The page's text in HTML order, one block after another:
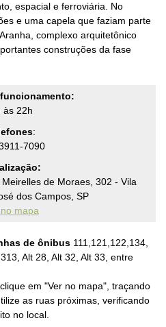
espacial e ferroviária. No
e uma capela que faziam parte
complexo arquitetônico
construções da fase
às 22h
:
7090
de Moraes, 302 - Vila
dos Campos, SP
mapa
de ônibus 111,121,122,134,
Alt 28, Alt 32, Alt 33, entre
em "Ver no mapa", traçando
as ruas próximas, verificando
no local.